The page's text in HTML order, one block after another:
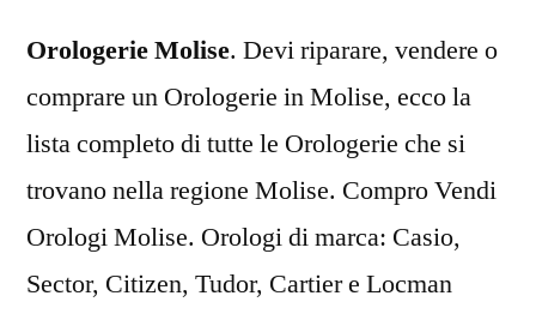
Orologerie Molise. Devi riparare, vendere o
comprare un Orologerie in Molise, ecco la
lista completo di tutte le Orologerie che si
trovano nella regione Molise. Compro Vendi
Orologi Molise. Orologi di marca: Casio,
Sector, Citizen, Tudor, Cartier e Locman